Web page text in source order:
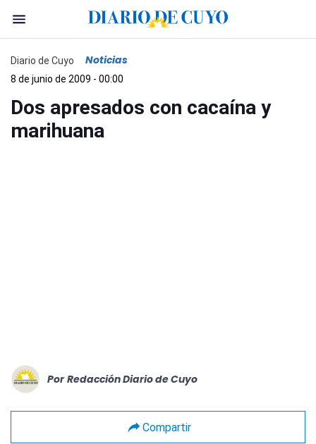
Diario de Cuyo Noticias
8 de junio de 2009 - 00:00
Dos apresados con cacaína y
marihuana
Por Redacción Diario de Cuyo
Compartir